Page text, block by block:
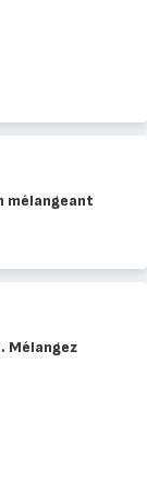
mélangeant
Mélangez